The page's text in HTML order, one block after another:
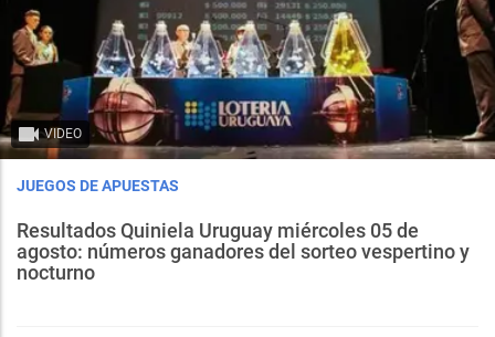
VIDEO
JUEGOS DE APUESTAS
Resultados Quiniela Uruguay miércoles 05 de
agosto: números ganadores del sorteo vespertino y
nocturno